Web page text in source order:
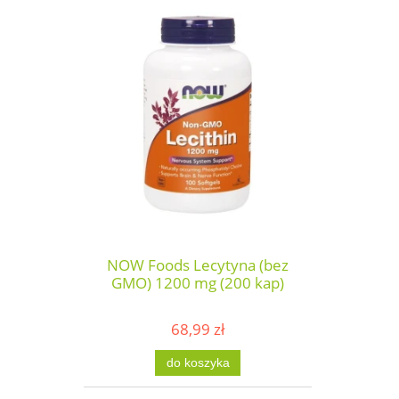
NOW Foods Lecytyna (bez
GMO) 1200 mg (200 kap)
68,99 zł
do koszyka